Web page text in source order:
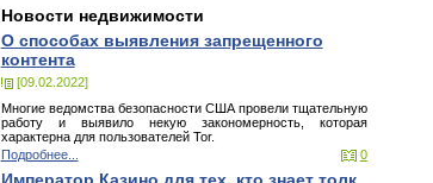
Новости недвижимости
О способах выявления запрещенного
контента
[09.02.2022]
Многие ведомства безопасности США провели тщательную
работу и выявило некую закономерность, которая
характерна для пользователей Tor.
Подробнее...
0